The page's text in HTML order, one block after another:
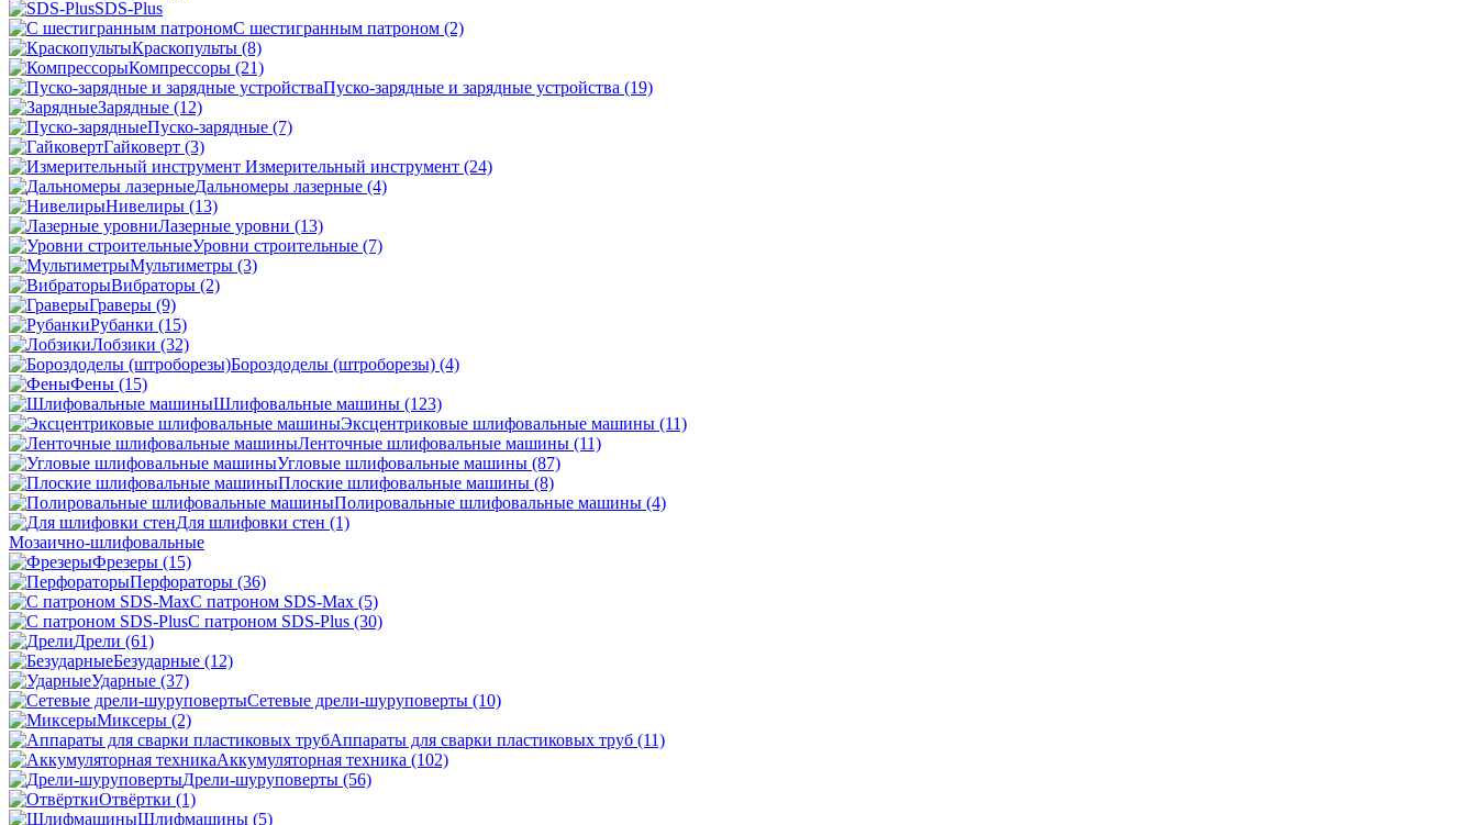
SDS-Plus
C шестигранным патроном (2)
Краскопульты (8)
Компрессоры (21)
Пуско-зарядные и зарядные устройства (19)
Зарядные (12)
Пуско-зарядные (7)
Гайковерт (3)
Измерительный инструмент (24)
Дальномеры лазерные (4)
Нивелиры (13)
Лазерные уровни (13)
Уровни строительные (7)
Мультиметры (3)
Вибраторы (2)
Граверы (9)
Рубанки (15)
Лобзики (32)
Бороздоделы (штроборезы) (4)
Фены (15)
Шлифовальные машины (123)
Эксцентриковые шлифовальные машины (11)
Ленточные шлифовальные машины (11)
Угловые шлифовальные машины (87)
Плоские шлифовальные машины (8)
Полировальные шлифовальные машины (4)
Для шлифовки стен (1)
Мозаично-шлифовальные
Фрезеры (15)
Перфораторы (36)
С патроном SDS-Max (5)
С патроном SDS-Plus (30)
Дрели (61)
Безударные (12)
Ударные (37)
Сетевые дрели-шуруповерты (10)
Миксеры (2)
Аппараты для сварки пластиковых труб (11)
Аккумуляторная техника (102)
Дрели-шуруповерты (56)
Отвёртки (1)
Шлифмашины (5)